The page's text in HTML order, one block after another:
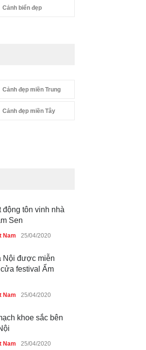
Cảnh biển đẹp
Cảnh đẹp miền Trung
Cảnh đẹp miền Tây
động tôn vinh nhà
Sen
Nam 25/04/2020
Nội được miễn
festival Ẩm
Nam 25/04/2020
khoe sắc bên
Nam 25/04/2020